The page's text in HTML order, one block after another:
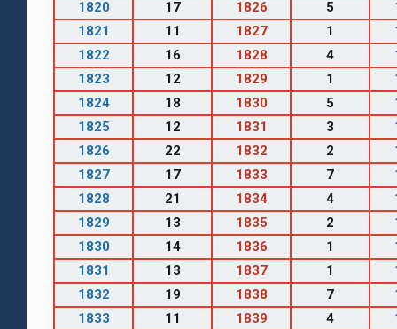
1820
17 1826 5
1821
11 1827 1
1822
16 1828 4
1823
12 1829 1
1824
18 1830 5
1825
12 1831 3
1826
22 1832 2
1827
17 1833 7
1828
21 1834 4
1829
13 1835 2
1830
14 1836 1
1831
13 1837 1
1832
19 1838 7
1833
11 1839 4